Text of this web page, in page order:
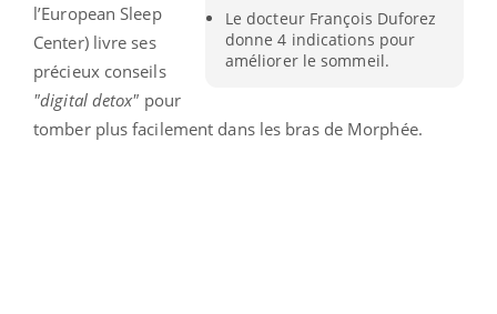
Le docteur François Duforez
donne 4 indications pour
améliorer le sommeil.
l’European Sleep
Center) livre ses
précieux conseils
"digital detox" pour
tomber plus facilement dans les bras de Morphée.